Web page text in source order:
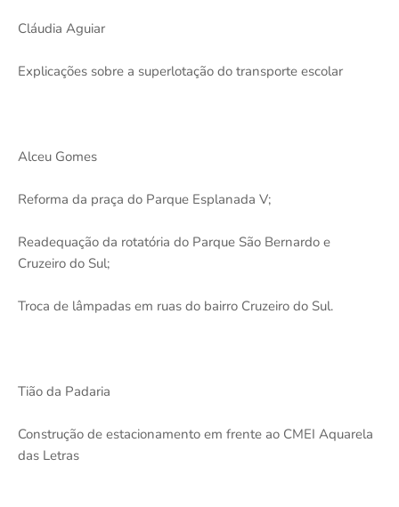
Cláudia Aguiar
Explicações sobre a superlotação do transporte escolar
Alceu Gomes
Reforma da praça do Parque Esplanada V;
Readequação da rotatória do Parque São Bernardo e
Cruzeiro do Sul;
Troca de lâmpadas em ruas do bairro Cruzeiro do Sul.
Tião da Padaria
Construção de estacionamento em frente ao CMEI Aquarela
das Letras